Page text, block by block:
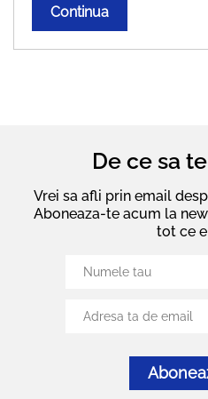
Continua
De ce sa
Vrei sa afli prin email
Aboneaza-te acum la
tot ce